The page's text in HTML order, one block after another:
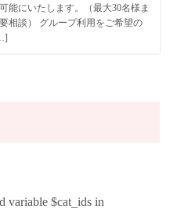
能にいたします。（最大30名様ま
相談） グループ利用をご希望の
variable $cat_ids in